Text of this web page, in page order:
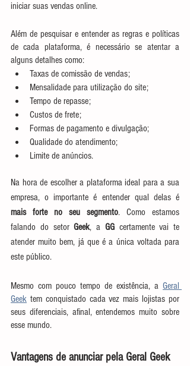
iniciar suas vendas online.
Além de pesquisar e entender as regras e políticas
de cada plataforma, é necessário se atentar a
alguns detalhes como:
Taxas de comissão de vendas;
Mensalidade para utilização do site;
Tempo de repasse;
Custos de frete;
Formas de pagamento e divulgação;
Qualidade do atendimento;
Limite de anúncios.
Na hora de escolher a plataforma ideal para a sua
mais forte no seu segmento. Como estamos
falando do setor Geek, a GG certamente vai te
atender muito bem, já que é a única voltada para
este público.
Mesmo com pouco tempo de existência, a Geral
Geek tem conquistado cada vez mais lojistas por
seus diferenciais, afinal, entendemos muito sobre
esse mundo.
Vantagens de anunciar pela Geral Geek